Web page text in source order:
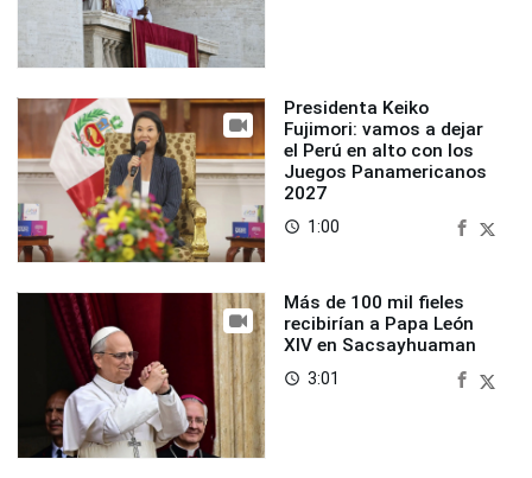
Presidenta Keiko
Fujimori: vamos a dejar
el Perú en alto con los
Juegos Panamericanos
2027
access_time 1:00
Más de 100 mil fieles
recibirían a Papa León
XIV en Sacsayhuaman
access_time 3:01